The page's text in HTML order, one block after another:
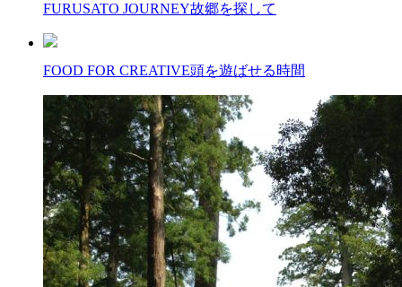
FURUSATO JOURNEY故郷を探して
FOOD FOR CREATIVE頭を遊ばせる時間